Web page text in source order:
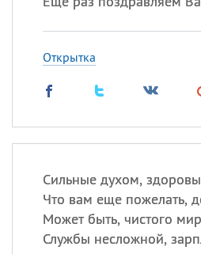
Открытка
Сильные духом,
Что вам еще пожелать,
Может быть, чистого
Службы несложной,